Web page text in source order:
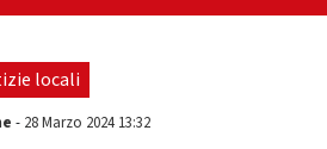
locali
- 28 Marzo 2024 13:32